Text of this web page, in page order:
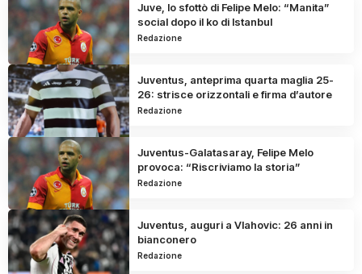
Juve, lo sfottò di Felipe Melo: “Manita”
social dopo il ko di Istanbul
Redazione
Juventus, anteprima quarta maglia 25-
26: strisce orizzontali e firma d’autore
Redazione
Juventus-Galatasaray, Felipe Melo
provoca: “Riscriviamo la storia”
Redazione
Juventus, auguri a Vlahovic: 26 anni in
bianconero
Redazione